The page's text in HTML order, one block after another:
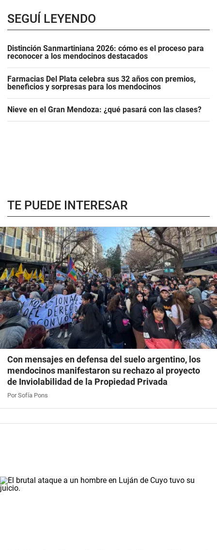
SEGUÍ LEYENDO
Distinción Sanmartiniana 2026: cómo es el proceso para
reconocer a los mendocinos destacados
Farmacias Del Plata celebra sus 32 años con premios,
beneficios y sorpresas para los mendocinos
Nieve en el Gran Mendoza: ¿qué pasará con las clases?
TE PUEDE INTERESAR
Con mensajes en defensa del suelo argentino, los
mendocinos manifestaron su rechazo al proyecto
de Inviolabilidad de la Propiedad Privada
Por Sofía Pons